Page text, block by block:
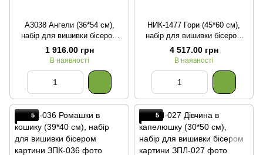
А3038 Ангели (36*54 см),
набір для вишивки бісером
картини
1 916.00 грн
В наявності
НИК-1477 Гори (45*60 см),
набір для вишивки бісером
картини
4 517.00 грн
В наявності
5 5